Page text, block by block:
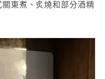
東煮、炙燒和部分酒精